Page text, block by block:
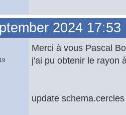
2024 17:53
Merci à vous Pascal
j'ai pu obtenir le rayon
update